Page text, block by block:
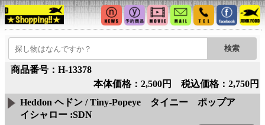
商品番号：H-13378
本体価格：2,500円 税込価格：2,750円
Heddon ヘドン / Tiny-Popeye タイニー ポップア
イシャロー :SDN